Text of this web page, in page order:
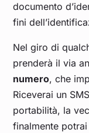
documento
fini
Nel giro di
prenderà il via
numero, che
Riceverai un
portabilità, la
finalmente